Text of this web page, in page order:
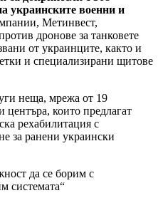
украинските военни и
Метинвест,
дронове за танковете
от украинците, както и
и специализирани щитове
неща, мрежа от 19
които предлагат
рехабилитация с
за ранени украински
да се борим с
системата“